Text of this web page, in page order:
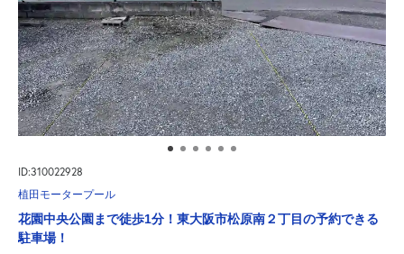
ID:310022928
植田モータープール
花園中央公園まで徒歩1分！東大阪市松原南２丁目の予約できる
駐車場！